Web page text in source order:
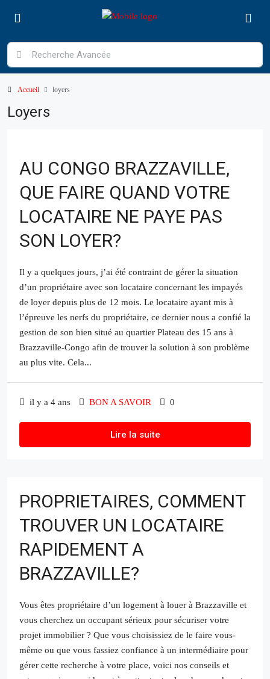
Accueil loyers
Loyers
AU CONGO BRAZZAVILLE,
QUE FAIRE QUAND VOTRE
LOCATAIRE NE PAYE PAS
SON LOYER?
Il y a quelques jours, j’ai été contraint de gérer la situation
d’un propriétaire avec son locataire concernant les impayés
de loyer depuis plus de 12 mois. Le locataire ayant mis à
l’épreuve les nerfs du propriétaire, ce dernier nous a confié la
gestion de son bien situé au quartier Plateau des 15 ans à
Brazzaville-Congo afin de trouver la solution à son problème
au plus vite. Cela...
il y a 4 ans BON A SAVOIR 0
Lire la suite
PROPRIETAIRES, COMMENT
TROUVER UN LOCATAIRE
RAPIDEMENT A
BRAZZAVILLE?
Vous êtes propriétaire d’un logement à louer à Brazzaville et
vous cherchez un occupant sérieux pour sécuriser votre
projet immobilier ? Que vous choisissiez de le faire vous-
même ou que vous fassiez confiance à un intermédiaire pour
gérer cette recherche à votre place, voici nos conseils et